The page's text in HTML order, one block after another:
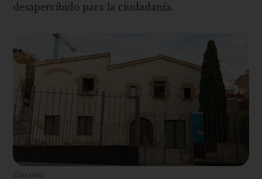
desapercibido para la ciudadanía.
Can riera